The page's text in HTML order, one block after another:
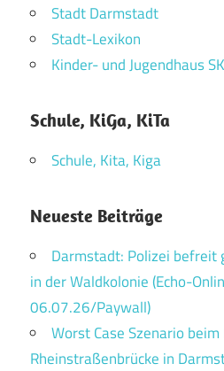
Stadt Darmstadt
Stadt-Lexikon
Kinder- und Jugendhaus
Schule, KiGa, KiTa
Schule, Kita, Kiga
Neueste Beiträge
Darmstadt: Polizei befreit
in der Waldkolonie (Echo-
06.07.26/Paywall)
Worst Case Szenario
Rheinstraßenbrücke in